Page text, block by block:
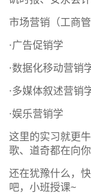
市场营销（工商管
·广告促销学
·数据化移动营销
·多媒体叙述营销
·娱乐营销学
这里的实习就更
歌、道奇都在向你
还在犹豫什么，
吧，小班授课~